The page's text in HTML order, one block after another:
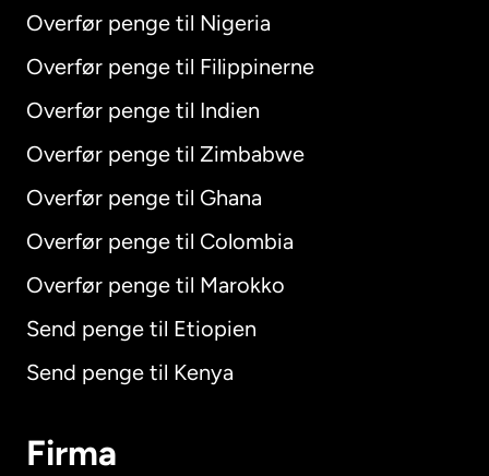
Overfør penge til Nigeria
Overfør penge til Filippinerne
Overfør penge til Indien
Overfør penge til Zimbabwe
Overfør penge til Ghana
Overfør penge til Colombia
Overfør penge til Marokko
Send penge til Etiopien
Send penge til Kenya
Firma